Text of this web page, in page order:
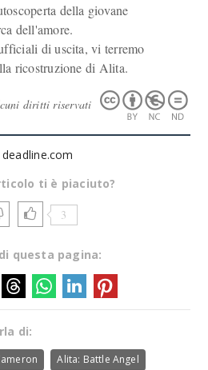
della giovane
dell'amore.
di uscita, vi terremo
ricostruzione di Alita.
diritti riservati
deadline.com
ti è piaciuto?
3
questa pagina:
di:
Alita: Battle Angel